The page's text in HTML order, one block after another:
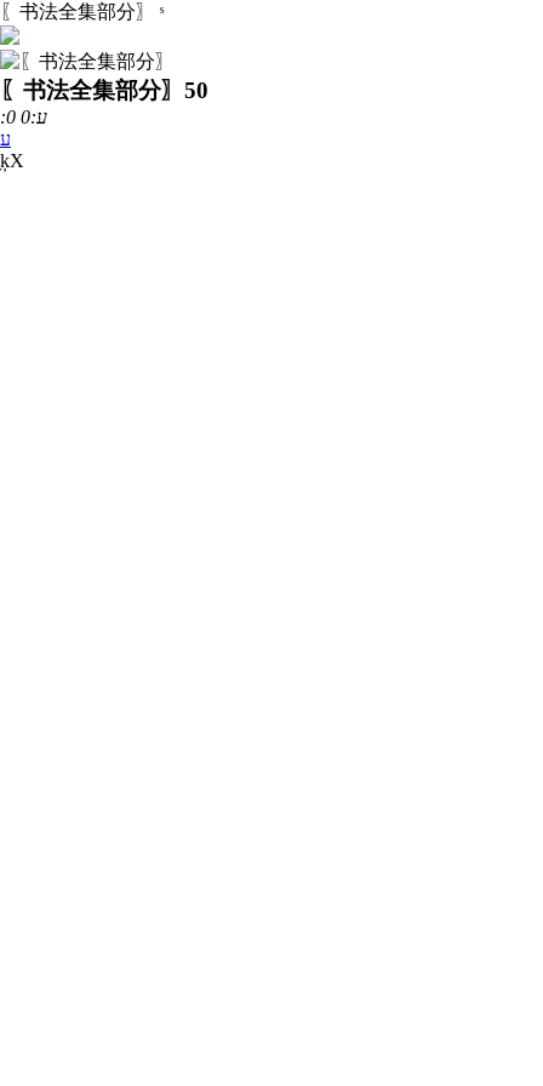
〖书法全集部分〗 ˢ
〖书法全集部分〗 50
:0 ע:0
ע
ָķΧ